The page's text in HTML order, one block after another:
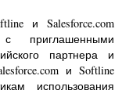
и Salesforce.com
приглашенными
партнера и
и Softline
использования